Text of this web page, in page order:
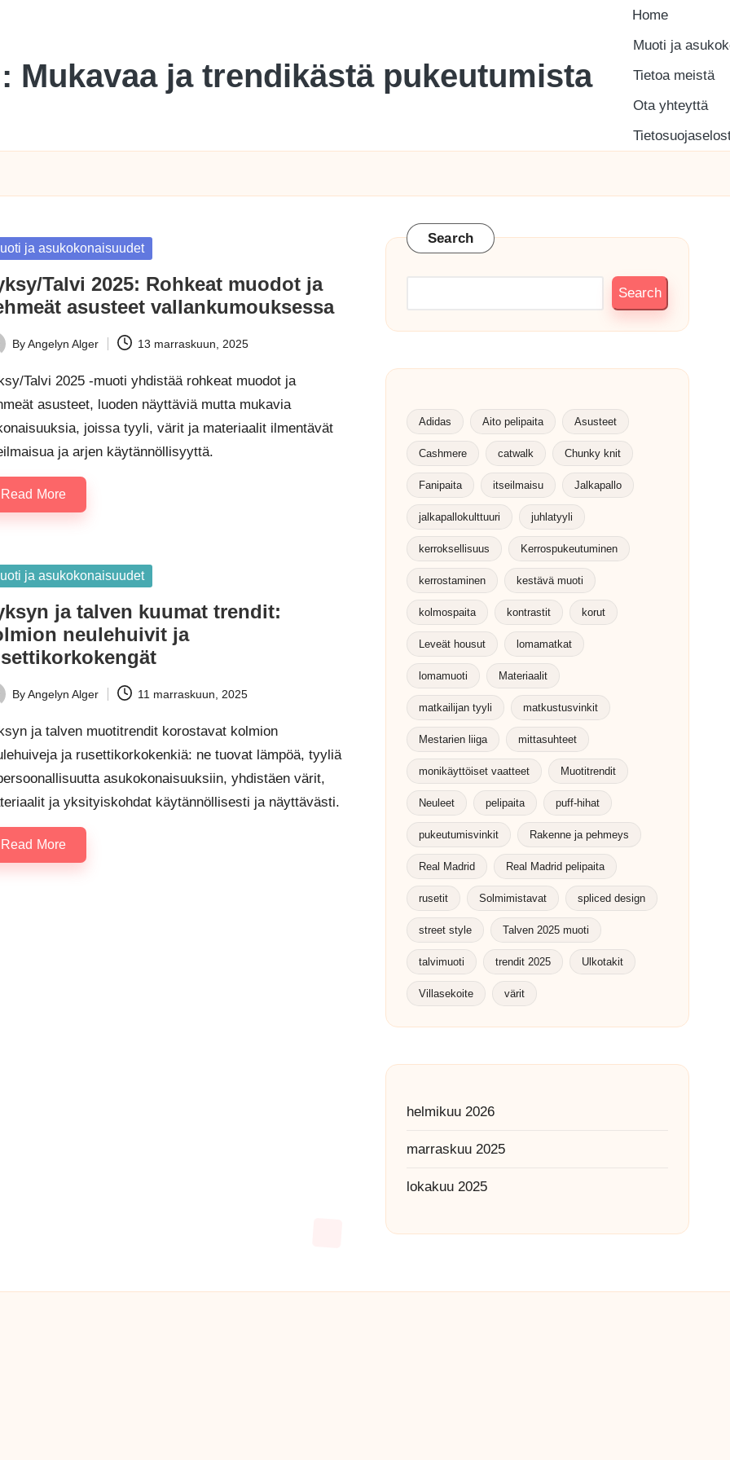
Mukavaa ja trendikästä pukeutumista
Home
Muoti ja
Tietoa meistä
Ota yhteyttä
ja asukokonaisuudet
Talvi 2025: Rohkeat muodot ja
asusteet vallankumouksessa
ByAngelyn Alger 13 marraskuun, 2025
Talvi 2025 -muoti yhdistää rohkeat muodot ja
asusteet, luoden näyttäviä mutta mukavia
joissa tyyli, värit ja materiaalit ilmentävät
ja arjen käytännöllisyyttä.
Read More
ja asukokonaisuudet
ja talven kuumat trendit:
neulehuivit ja
ByAngelyn Alger 11 marraskuun, 2025
ja talven muotitrendit korostavat kolmion
ja rusettikorkokenkiä: ne tuovat lämpöä, tyyliä
asukokonaisuuksiin, yhdistäen värit,
ja yksityiskohdat käytännöllisesti ja näyttävästi.
Read More
Search
Search
Adidas Aito pelipaita Asusteet
Cashmere catwalk Chunky knit
Fanipaita itseilmaisu Jalkapallo
jalkapallokulttuuri juhlatyyli
kerroksellisuus Kerrospukeutuminen
kerrostaminen kestävä muoti
kolmospaita kontrastit korut
Leveät housut lomamatkat
lomamuoti Materiaalit
matkailijan tyyli matkustusvinkit
Mestarien liiga mittasuhteet
monikäyttöiset vaatteet Muotitrendit
Neuleet pelipaita puff-hihat
pukeutumisvinkit Rakenne ja pehmeys
Real Madrid Real Madrid pelipaita
rusetit Solmimistavat spliced design
street style Talven 2025 muoti
talvimuoti trendit 2025 Ulkotakit
Villasekoite värit
helmikuu 2026
marraskuu 2025
lokakuu 2025